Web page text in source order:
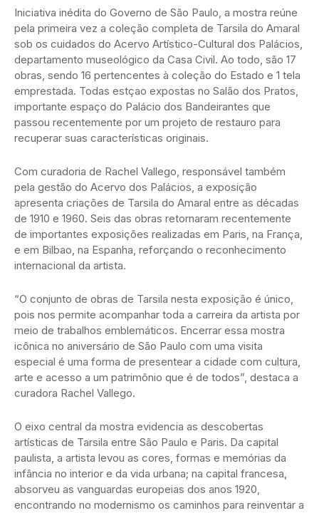
Iniciativa inédita do Governo de São Paulo, a mostra reúne
pela primeira vez a coleção completa de Tarsila do Amaral
sob os cuidados do Acervo Artístico-Cultural dos Palácios,
departamento museológico da Casa Civil. Ao todo, são 17
obras, sendo 16 pertencentes à coleção do Estado e 1 tela
emprestada. Todas estçao expostas no Salão dos Pratos,
importante espaço do Palácio dos Bandeirantes que
passou recentemente por um projeto de restauro para
recuperar suas características originais.
Com curadoria de Rachel Vallego, responsável também
pela gestão do Acervo dos Palácios, a exposição
apresenta criações de Tarsila do Amaral entre as décadas
de 1910 e 1960. Seis das obras retornaram recentemente
de importantes exposições realizadas em Paris, na França,
e em Bilbao, na Espanha, reforçando o reconhecimento
internacional da artista.
“O conjunto de obras de Tarsila nesta exposição é único,
pois nos permite acompanhar toda a carreira da artista por
meio de trabalhos emblemáticos. Encerrar essa mostra
icônica no aniversário de São Paulo com uma visita
especial é uma forma de presentear a cidade com cultura,
arte e acesso a um patrimônio que é de todos”, destaca a
curadora Rachel Vallego.
O eixo central da mostra evidencia as descobertas
artísticas de Tarsila entre São Paulo e Paris. Da capital
paulista, a artista levou as cores, formas e memórias da
infância no interior e da vida urbana; na capital francesa,
absorveu as vanguardas europeias dos anos 1920,
encontrando no modernismo os caminhos para reinventar a